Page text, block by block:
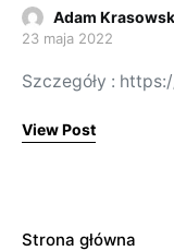
Adam
Posted on
23 maja 2022
Szczegóły :
View Post
Strona główna